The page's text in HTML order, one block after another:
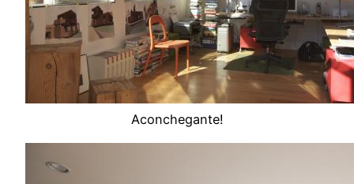
Aconchegante!